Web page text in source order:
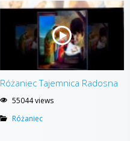
Różaniec Tajemnica Radosna
55044 views
Różaniec